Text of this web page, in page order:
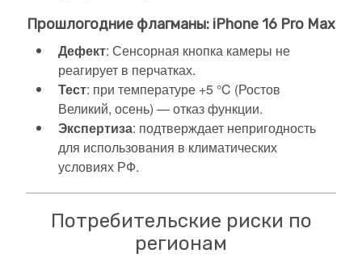
Прошлогодние флагманы: iPhone 16 Pro Max
Дефект: Сенсорная кнопка камеры не
реагирует в перчатках.
Тест: при температуре +5 °C (Ростов
Великий, осень) — отказ функции.
Экспертиза: подтверждает непригодность
для использования в климатических
условиях РФ.
Потребительские риски по
регионам